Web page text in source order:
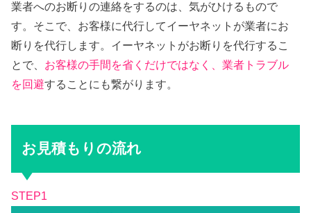
業者へのお断りの連絡をするのは、気がひけるもので
す。そこで、お客様に代行してイーヤネットが業者にお
断りを代行します。イーヤネットがお断りを代行するこ
とで、 お客様の手間を省くだけではなく、業者トラブル
を回避することにも繋がります。
お見積もりの流れ
STEP1